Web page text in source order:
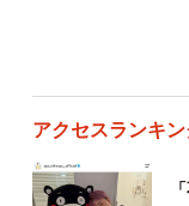
アクセスランキン